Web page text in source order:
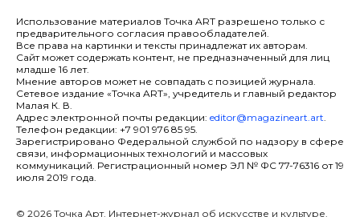
Использование материалов Точка ART разрешено только с
предварительного согласия правообладателей.
Все права на картинки и тексты принадлежат их авторам.
Сайт может содержать контент, не предназначенный для лиц
младше 16 лет.
Мнение авторов может не совпадать с позицией журнала.
Сетевое издание «Точка ART», учредитель и главный редактор
Малая К. В.
Адрес электронной почты редакции: editor@magazineart.art.
Телефон редакции: +7 901 976 85 95.
Зарегистрировано Федеральной службой по надзору в сфере
связи, информационных технологий и массовых
коммуникаций. Регистрационный номер ЭЛ № ФС 77-76316 от 19
июля 2019 года.
© 2026 Точка Арт. Интернет-журнал об искусстве и культуре.